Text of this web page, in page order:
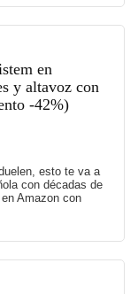
en
y altavoz con
-42%)
esto te va a
con décadas de
Amazon con